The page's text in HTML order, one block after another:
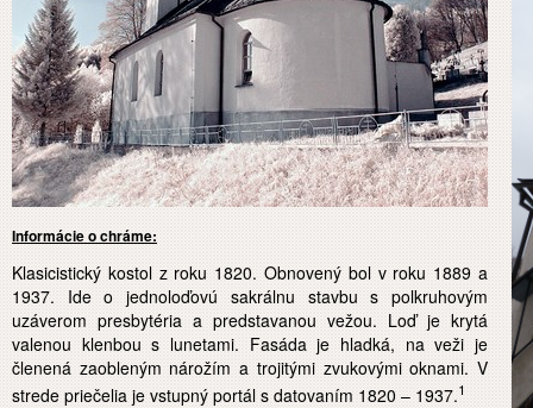
Informácie o chráme:
Klasicistický kostol z roku 1820. Obnovený bol v roku 1889 a
1937. Ide o jednoloďovú sakrálnu stavbu s polkruhovým
uzáverom presbytéria a predstavanou vežou. Loď je krytá
valenou klenbou s lunetami. Fasáda je hladká, na veži je
členená zaobleným nárožím a trojitými zvukovými oknami. V
strede priečelia je vstupný portál s datovaním 1820 – 1937.1